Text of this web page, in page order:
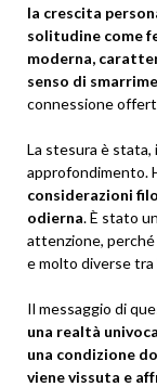
la crescita
solitudine come
moderna,
senso di
connessione
La stesura è
approfondimento.
considerazioni
odierna. È stato
attenzione,
e molto diverse tra
Il messaggio di
una realtà
una condizione
viene vissuta e